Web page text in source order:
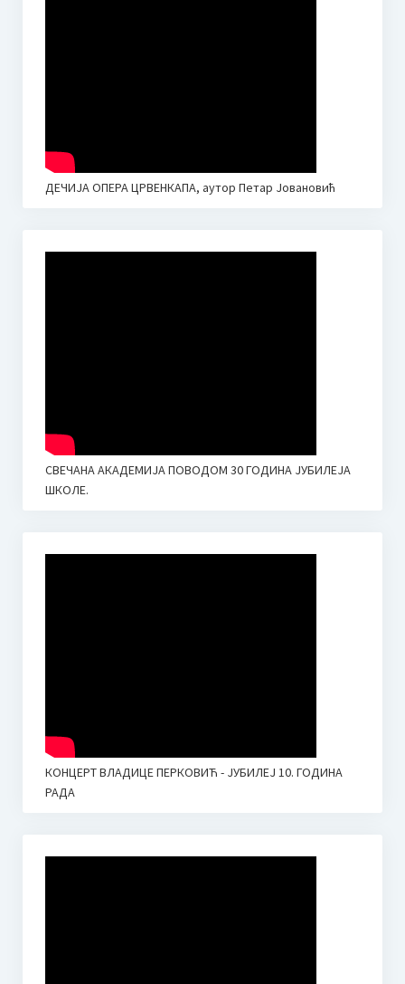
ДЕЧИЈА ОПЕРА ЦРВЕНКАПА, аутор Петар Јовановић
СВЕЧАНА АКАДЕМИЈА ПОВОДОМ 30 ГОДИНА ЈУБИЛЕЈА
ШКОЛЕ.
КОНЦЕРТ ВЛАДИЦЕ ПЕРКОВИЋ - ЈУБИЛЕЈ 10. ГОДИНА
РАДА